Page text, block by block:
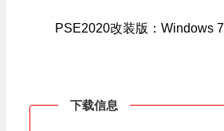
PSE2020改装版：Windows
下载信息